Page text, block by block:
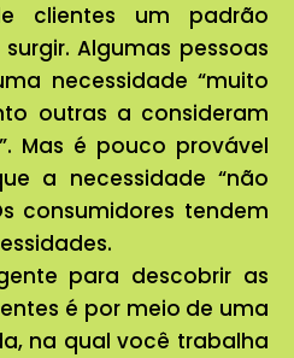
clientes um padrão
Algumas pessoas
necessidade “muito
outras a consideram
Mas é pouco provável
a necessidade “não
consumidores tendem
para descobrir as
é por meio de uma
na qual você trabalha